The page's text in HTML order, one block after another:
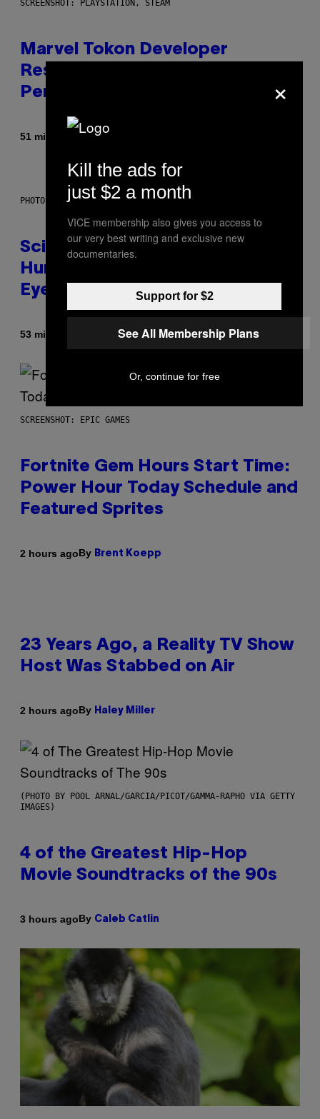
SCREENSHOT: PLAYSTATION, STEAM
Marvel Tokon Developer
Responds to Major PC
Performance Issues
51 minutes ago By
PHOTO: CSA IMAGES / GETTY IMAGES
Scientists Just Traced the
Human Eye Back to a Tiny One-
Eyed Creature
53 minutes ago Luis Prada
SCREENSHOT: EPIC GAMES
Fortnite Gem Hours Start Time:
Power Hour Today Schedule and
Featured Sprites
2 hours agoBy Brent Koepp
23 Years Ago, a Reality TV Show
Host Was Stabbed on Air
2 hours agoBy Haley Miller
(PHOTO BY POOL ARNAL/GARCIA/PICOT/GAMMA-RAPHO VIA GETTY
IMAGES)
4 of the Greatest Hip-Hop
Movie Soundtracks of the 90s
3 hours agoBy Caleb Catlin
×
Kill the ads for
just $2 a month
VICE membership also gives you access to
our very best writing and exclusive new
documentaries.
Support for $2
See All Membership Plans
Or, continue for free